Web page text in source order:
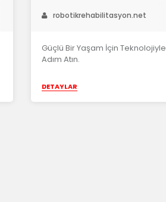
robotikrehabilitasyon.net
Güçlü Bir Yaşam İçin Teknolojiyle
Adım Atın.
DETAYLAR